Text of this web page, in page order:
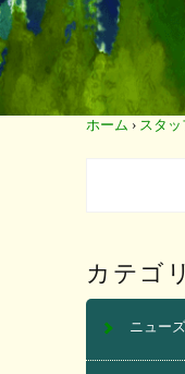
ホーム › スタ
カテゴ
ニュー